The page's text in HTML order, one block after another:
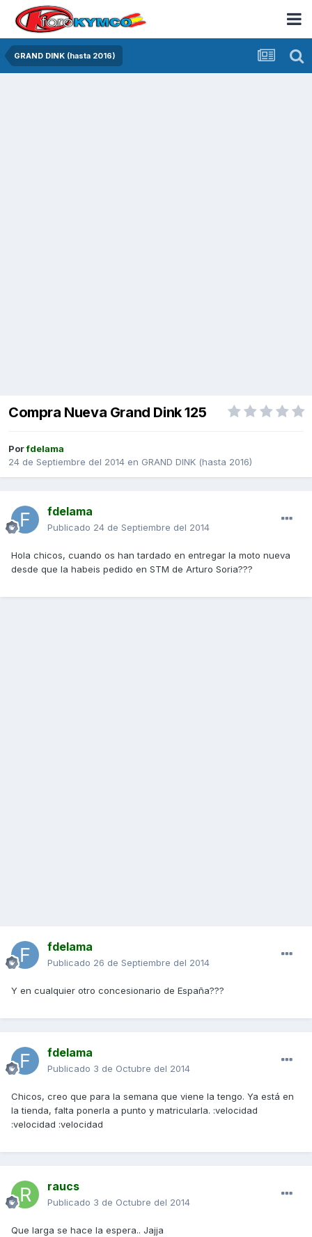
GRAND DINK (hasta 2016)
Compra Nueva Grand Dink 125
Porfdelama
24 de Septiembre del 2014 en GRAND DINK (hasta 2016)
fdelama
Publicado 24 de Septiembre del 2014
Hola chicos, cuando os han tardado en entregar la moto nueva
desde que la habeis pedido en STM de Arturo Soria???
fdelama
Publicado 26 de Septiembre del 2014
Y en cualquier otro concesionario de España???
fdelama
Publicado 3 de Octubre del 2014
Chicos, creo que para la semana que viene la tengo. Ya está en
la tienda, falta ponerla a punto y matricularla. :velocidad
:velocidad :velocidad
raucs
Publicado 3 de Octubre del 2014
Que larga se hace la espera.. Jajja